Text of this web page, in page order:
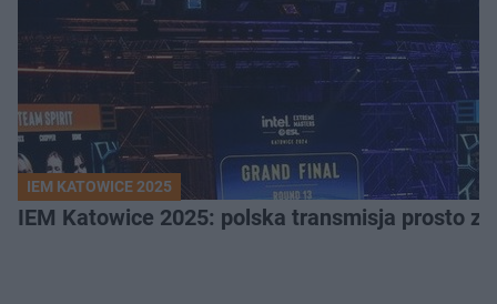
IEM KATOWICE 2025
IEM Katowice 2025: polska transmisja prosto